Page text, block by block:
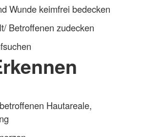
Wunde keimfrei bedecken
Betroffenen zudecken
Hautareale,